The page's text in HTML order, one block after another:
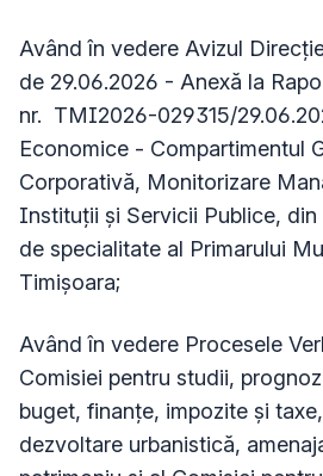
Având în vedere Avizul
de 29.06.2026 - Anexă la
nr. TMI2026-029315/
Economice - Compartimentul
Corporativă, Monitorizare
Instituții și Servicii Publice, din
de specialitate al Primarului
Timișoara;
Având în vedere Procesele
Comisiei pentru studii,
buget, finanțe, impozite și taxe,
dezvoltare urbanistică,